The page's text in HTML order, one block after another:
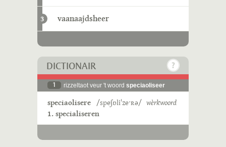
3 vaanaajdsheer
DICTIONAIR
1 rizzeltaot veur 't woord speciaoliseer
speciaolisere /speʃɒliˈzeˑʀə/ wèrkwoord
1. specialiseren